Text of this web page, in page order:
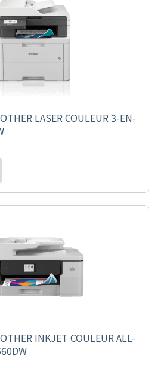
LASER COULEUR 3-EN-
INKJET COULEUR ALL-